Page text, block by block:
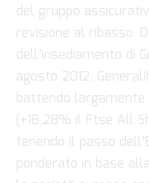
del gruppo
revisione al ribasso.
dell’insediamento di
agosto 2012,
battendo largamente
(+18,28% il Ftse All
tenendo il passo
ponderato in base